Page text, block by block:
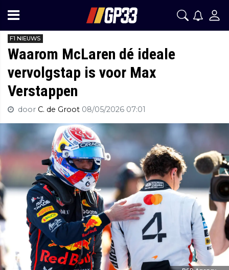
F1 NIEUWS
Waarom McLaren dé ideale
vervolgstap is voor Max
Verstappen
door C. de Groot 08/05/2026 07:01